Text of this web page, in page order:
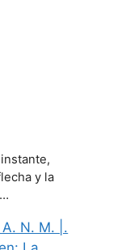
y la
A. N. M. |.